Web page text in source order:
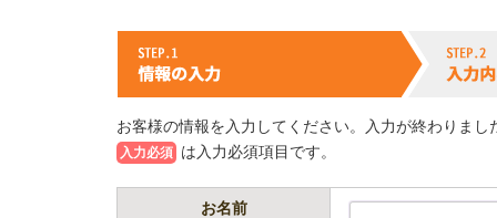
お客様の情報を入力してください。入力が終わりま
入力必須 は入力必須項目です。
お名前